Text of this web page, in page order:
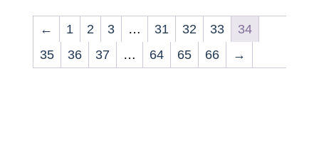
← 1 2 3 … 31 32 33
34
35
36 37 … 64 65 66 →